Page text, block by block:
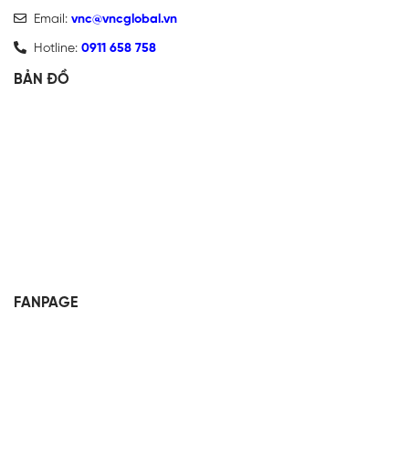
Email: vnc@vncglobal.vn
Hotline: 0911 658 758
BẢN ĐỒ
FANPAGE